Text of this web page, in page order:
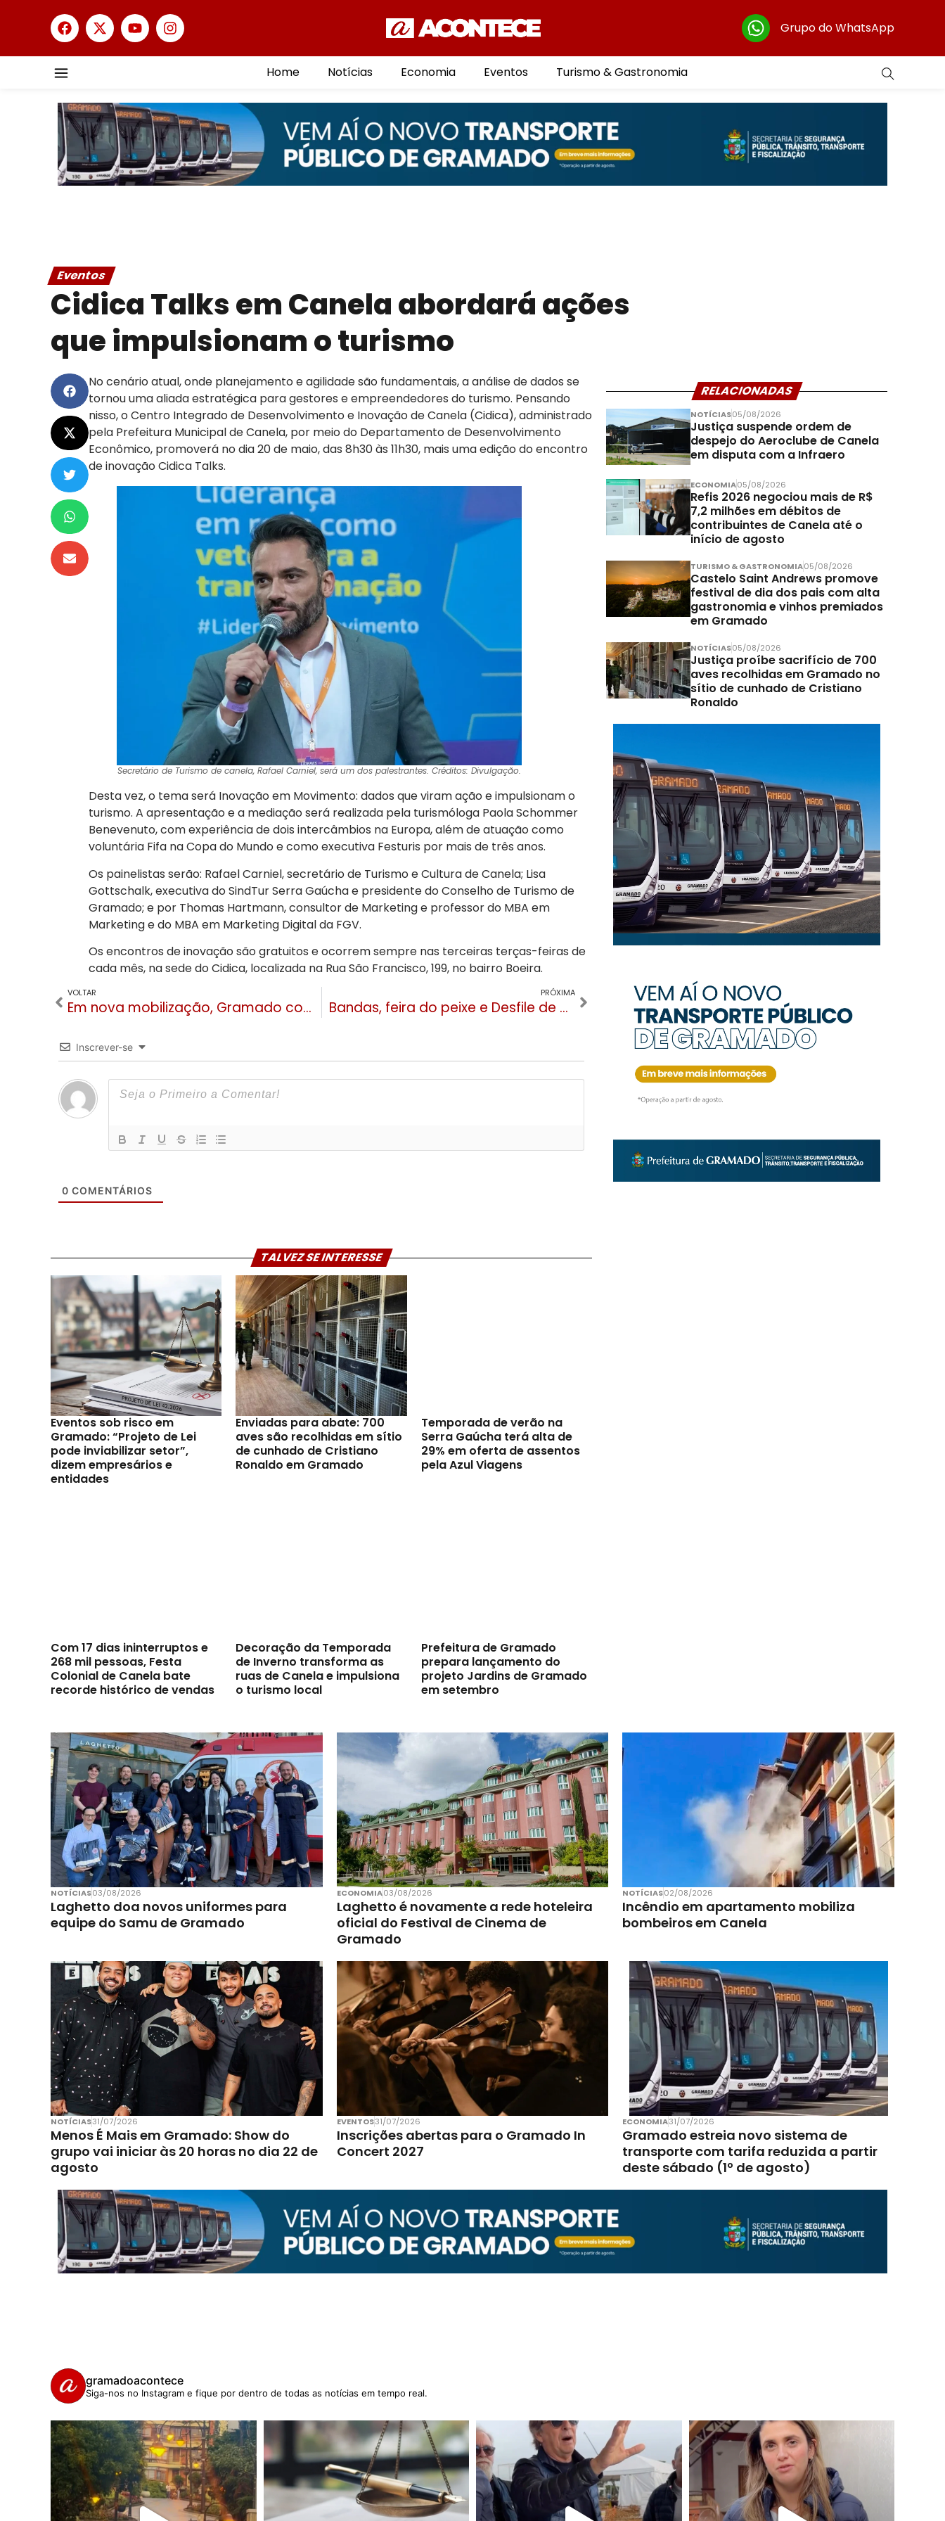
Grupo do WhatsApp
Home Notícias Economia Eventos Turismo & Gastronomia
Eventos
Cidica Talks em Canela abordará ações
que impulsionam o turismo
No cenário atual, onde planejamento e agilidade são fundamentais, a análise de dados se
tornou uma aliada estratégica para gestores e empreendedores do turismo. Pensando
nisso, o Centro Integrado de Desenvolvimento e Inovação de Canela (Cidica), administrado
pela Prefeitura Municipal de Canela, por meio do Departamento de Desenvolvimento
Econômico, promoverá no dia 20 de maio, das 8h30 às 11h30, mais uma edição do encontro
de inovação Cidica Talks.
Secretário de Turismo de canela, Rafael Carniel, será um dos palestrantes. Créditos: Divulgação.
Desta vez, o tema será Inovação em Movimento: dados que viram ação e impulsionam o
turismo. A apresentação e a mediação será realizada pela turismóloga Paola Schommer
Benevenuto, com experiência de dois intercâmbios na Europa, além de atuação como
voluntária Fifa na Copa do Mundo e como executiva Festuris por mais de três anos.
Os painelistas serão: Rafael Carniel, secretário de Turismo e Cultura de Canela; Lisa
Gottschalk, executiva do SindTur Serra Gaúcha e presidente do Conselho de Turismo de
Gramado; e por Thomas Hartmann, consultor de Marketing e professor do MBA em
Marketing e do MBA em Marketing Digital da FGV.
Os encontros de inovação são gratuitos e ocorrem sempre nas terceiras terças-feiras de
cada mês, na sede do Cidica, localizada na Rua São Francisco, 199, no bairro Boeira.
VOLTAR
Em nova mobilização, Gramado coleta 77 bolsas de sangue
PRÓXIMA
Bandas, feira do peixe e Desfile de Carretas são atrações do fim de semana na Festa da Colônia de Gramado
Inscrever-se
0 COMENTÁRIOS
TALVEZ SE INTERESSE
Eventos sob risco em
Gramado: “Projeto de Lei
pode inviabilizar setor”,
dizem empresários e
entidades
Enviadas para abate: 700
aves são recolhidas em sítio
de cunhado de Cristiano
Ronaldo em Gramado
Temporada de verão na
Serra Gaúcha terá alta de
29% em oferta de assentos
pela Azul Viagens
Com 17 dias ininterruptos e
268 mil pessoas, Festa
Colonial de Canela bate
recorde histórico de vendas
Decoração da Temporada
de Inverno transforma as
ruas de Canela e impulsiona
o turismo local
Prefeitura de Gramado
prepara lançamento do
projeto Jardins de Gramado
em setembro
RELACIONADAS
NOTÍCIAS05/08/2026
Justiça suspende ordem de
despejo do Aeroclube de Canela
em disputa com a Infraero
ECONOMIA05/08/2026
Refis 2026 negociou mais de R$
7,2 milhões em débitos de
contribuintes de Canela até o
início de agosto
TURISMO & GASTRONOMIA05/08/2026
Castelo Saint Andrews promove
festival de dia dos pais com alta
gastronomia e vinhos premiados
em Gramado
NOTÍCIAS05/08/2026
Justiça proíbe sacrifício de 700
aves recolhidas em Gramado no
sítio de cunhado de Cristiano
Ronaldo
NOTÍCIAS03/08/2026
Laghetto doa novos uniformes para
equipe do Samu de Gramado
ECONOMIA03/08/2026
Laghetto é novamente a rede hoteleira
oficial do Festival de Cinema de
Gramado
NOTÍCIAS02/08/2026
Incêndio em apartamento mobiliza
bombeiros em Canela
NOTÍCIAS31/07/2026
Menos É Mais em Gramado: Show do
grupo vai iniciar às 20 horas no dia 22 de
agosto
EVENTOS31/07/2026
Inscrições abertas para o Gramado In
Concert 2027
ECONOMIA31/07/2026
Gramado estreia novo sistema de
transporte com tarifa reduzida a partir
deste sábado (1º de agosto)
gramadoacontece
Siga-nos no Instagram e fique por dentro de todas as notícias em tempo real.